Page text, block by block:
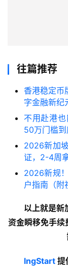
往篇推荐
香港稳定币
字金融新纪
不用赴港
50万门槛
2026新加
证，2-4周
2026新规
户指南（附
以上就是新
资金瞬移免手续
lngStart 提